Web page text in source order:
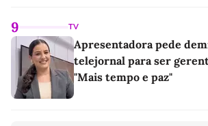
9 TV
Apresentadora pede
telejornal para ser
"Mais tempo e paz"